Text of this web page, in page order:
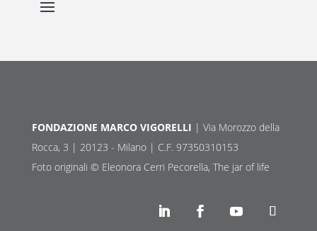
FONDAZIONE MARCO VIGORELLI | Via Morozzo della
Rocca, 3 | 20123 - Milano | C.F. 97350310153
Foto originali © Eleonora Cerri Pecorella, The jar of life